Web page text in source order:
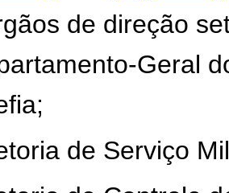
de direção
Geral
de Serviço